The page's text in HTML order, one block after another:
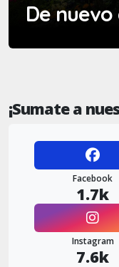
De
¡Sumate a
Facebook
1.7k
Instagram
7.6k